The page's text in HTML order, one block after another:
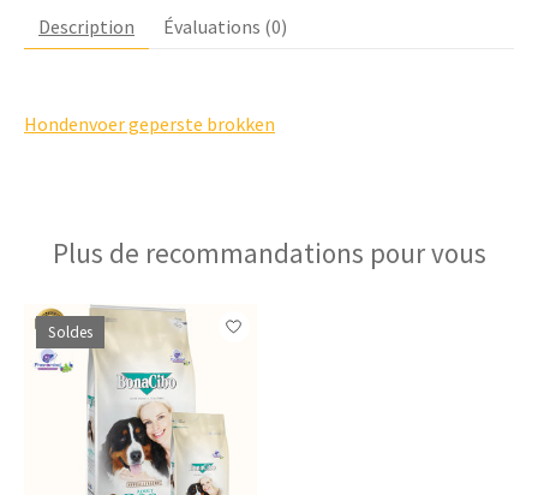
Description Évaluations (0)
Hondenvoer geperste brokken
Plus de recommandations pour vous
Articles du carrousel de produits
Soldes